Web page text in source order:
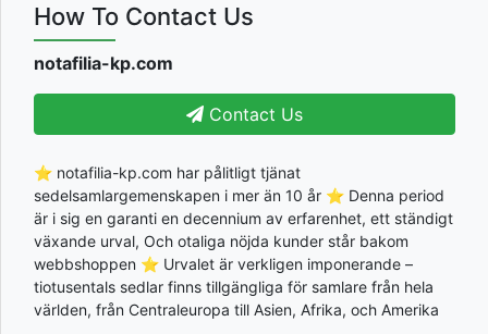
How To Contact Us
notafilia-kp.com
Contact Us
⭐ notafilia-kp.com har pålitligt tjänat
sedelsamlargemenskapen i mer än 10 år ⭐ Denna period
är i sig en garanti en decennium av erfarenhet, ett ständigt
växande urval, Och otaliga nöjda kunder står bakom
webbshoppen ⭐ Urvalet är verkligen imponerande –
tiotusentals sedlar finns tillgängliga för samlare från hela
världen, från Centraleuropa till Asien, Afrika, och Amerika